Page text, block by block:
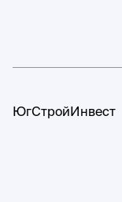
ЮгСтройИнвест